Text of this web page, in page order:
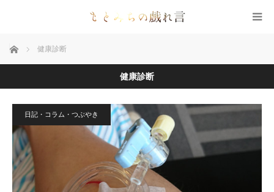
ホーム 健康診断
健康診断
日記・コラム・つぶやき